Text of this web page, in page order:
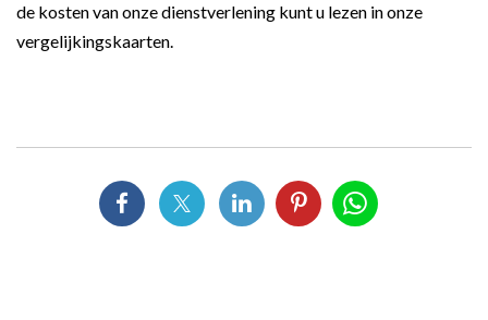
de kosten van onze dienstverlening kunt u lezen in onze
vergelijkingskaarten.